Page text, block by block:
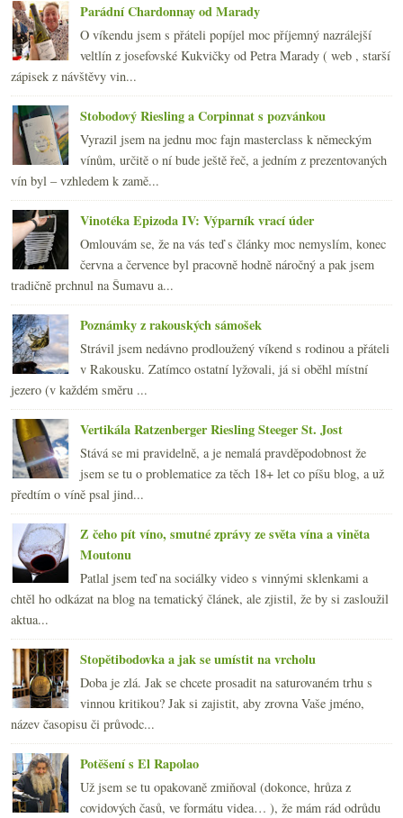
Parádní Chardonnay od Marady
O víkendu jsem s přáteli popíjel moc příjemný nazrálejší
veltlín z josefovské Kukvičky od Petra Marady ( web , starší
zápisek z návštěvy vin...
Stobodový Riesling a Corpinnat s pozvánkou
Vyrazil jsem na jednu moc fajn masterclass k německým
vínům, určitě o ní bude ještě řeč, a jedním z prezentovaných
vín byl – vzhledem k zamě...
Vinotéka Epizoda IV: Výparník vrací úder
Omlouvám se, že na vás teď s články moc nemyslím, konec
června a července byl pracovně hodně náročný a pak jsem
tradičně prchnul na Šumavu a...
Poznámky z rakouských sámošek
Strávil jsem nedávno prodloužený víkend s rodinou a přáteli
v Rakousku. Zatímco ostatní lyžovali, já si oběhl místní
jezero (v každém směru ...
Vertikála Ratzenberger Riesling Steeger St. Jost
Stává se mi pravidelně, a je nemalá pravděpodobnost že
jsem se tu o problematice za těch 18+ let co píšu blog, a už
předtím o víně psal jind...
Z čeho pít víno, smutné zprávy ze světa vína a viněta
Moutonu
Patlal jsem teď na sociálky video s vinnými sklenkami a
chtěl ho odkázat na blog na tematický článek, ale zjistil, že by si zasloužil
aktua...
Stopětibodovka a jak se umístit na vrcholu
Doba je zlá. Jak se chcete prosadit na saturovaném trhu s
vinnou kritikou? Jak si zajistit, aby zrovna Vaše jméno,
název časopisu či průvodc...
Potěšení s El Rapolao
Už jsem se tu opakovaně zmiňoval (dokonce, hrůza z
covidových časů, ve formátu videa… ), že mám rád odrůdu